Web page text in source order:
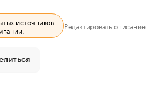
источников.
Редактировать описание